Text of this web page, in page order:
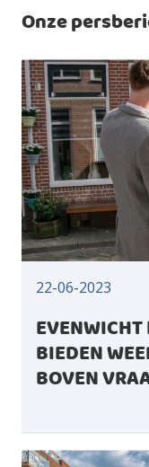
Onze
22-06-2023
BIEDEN
BOVEN